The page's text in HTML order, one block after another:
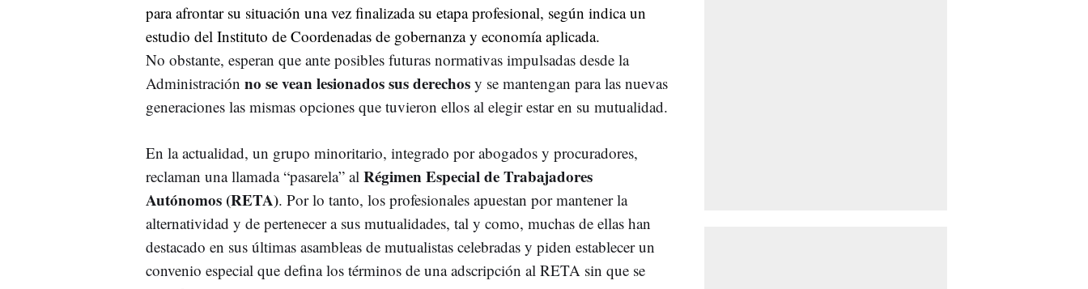
para afrontar su situación una vez finalizada su etapa profesional, según indica un
estudio del Instituto de Coordenadas de gobernanza y economía aplicada.
No obstante, esperan que ante posibles futuras normativas impulsadas desde la
Administración no se vean lesionados sus derechos y se mantengan para las nuevas
generaciones las mismas opciones que tuvieron ellos al elegir estar en su mutualidad.
En la actualidad, un grupo minoritario, integrado por abogados y procuradores,
reclaman una llamada “pasarela” al Régimen Especial de Trabajadores
Autónomos (RETA). Por lo tanto, los profesionales apuestan por mantener la
alternatividad y de pertenecer a sus mutualidades, tal y como, muchas de ellas han
destacado en sus últimas asambleas de mutualistas celebradas y piden establecer un
convenio especial que defina los términos de una adscripción al RETA sin que se